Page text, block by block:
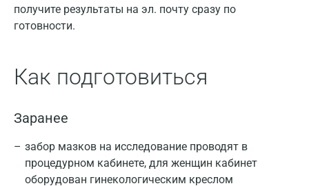
получите результаты на эл. почту сразу по
готовности.
Как подготовиться
Заранее
забор мазков на исследование проводят в
процедурном кабинете, для женщин кабинет
оборудован гинекологическим креслом